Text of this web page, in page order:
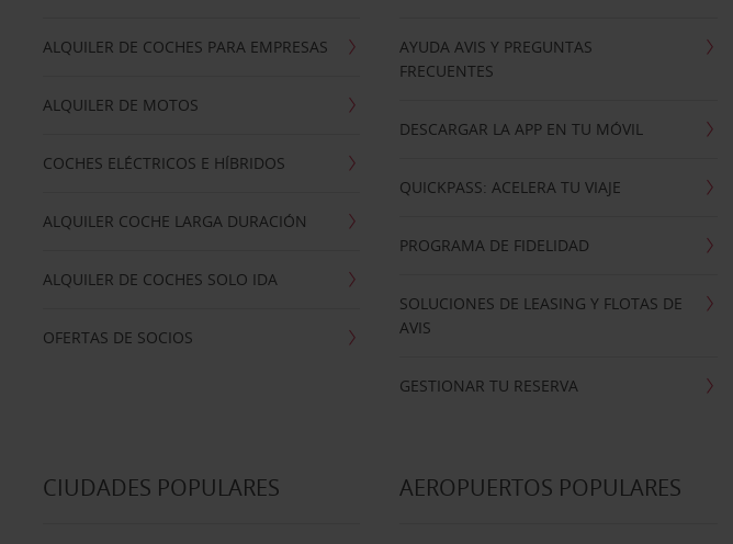
ALQUILER DE COCHES PARA EMPRESAS
ALQUILER DE MOTOS
COCHES ELÉCTRICOS E HÍBRIDOS
ALQUILER COCHE LARGA DURACIÓN
ALQUILER DE COCHES SOLO IDA
OFERTAS DE SOCIOS
AYUDA AVIS Y PREGUNTAS
FRECUENTES
DESCARGAR LA APP EN TU MÓVIL
QUICKPASS: ACELERA TU VIAJE
PROGRAMA DE FIDELIDAD
SOLUCIONES DE LEASING Y FLOTAS DE
AVIS
GESTIONAR TU RESERVA
CIUDADES POPULARES AEROPUERTOS POPULARES